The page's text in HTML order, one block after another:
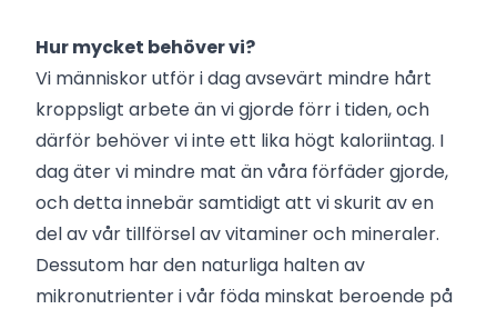
Hur mycket behöver vi?
Vi människor utför i dag avsevärt mindre hårt
kroppsligt arbete än vi gjorde förr i tiden, och
därför behöver vi inte ett lika högt kaloriintag. I
dag äter vi mindre mat än våra förfäder gjorde,
och detta innebär samtidigt att vi skurit av en
del av vår tillförsel av vitaminer och mineraler.
Dessutom har den naturliga halten av
mikronutrienter i vår föda minskat beroende på